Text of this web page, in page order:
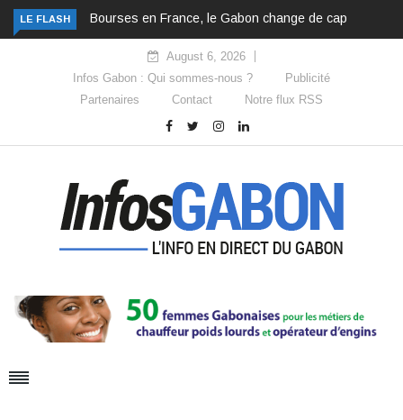
LE FLASH Bourses en France, le Gabon change de cap
August 6, 2026
Infos Gabon : Qui sommes-nous ?
Publicité
Partenaires
Contact Notre flux RSS